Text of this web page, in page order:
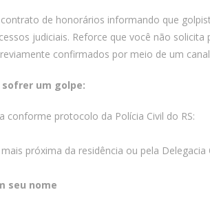
de honorários informando que
judiciais. Reforce que você não
confirmados por meio de um
um golpe:
conforme protocolo da Polícia Civil do RS:
próxima da residência ou pela Delegacia
seu nome